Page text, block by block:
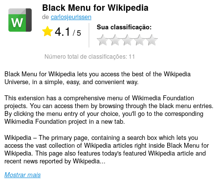
Black Menu for Wikipedia
de carlosjeurissen
4.1 / 5 Sua classificação
Número total de classificações: 11
Black Menu for Wikipedia lets you access the best of the Wikipedia
Universe, in a simple, easy, and convenient way.
This extension has a comprehensive menu of Wikimedia Foundation
projects. You can access them by browsing through the black menu entries.
By clicking the menu entry of your choice, you'll go to the corresponding
Wikimedia Foundation project in a new tab.
Wikipedia – The primary page, containing a search box which lets you
access the vast collection of Wikipedia articles right inside Black Menu for
Wikipedia. This page also features today's featured Wikipedia article and
recent news reported by Wikipedia...
Mostrar mais